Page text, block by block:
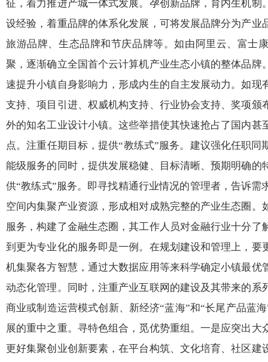
征，着力推进产城一体式发展。孕创新品牌，育内生机制
设经验，着重品牌的体系化发展，可将发展品牌分为产业
旅游品牌、生态品牌和节庆品牌等。如由阿里云、富士
聚，逐渐确立全国首个云计算机产业生态小镇的整体品牌
速提升小镇自身影响力，形成内生的自主发展动力。如现
支持、项目引进、权威机构支持、行业协会支持、奖项颁
外的知名工业设计小镇。这些举措使其快速抢占了国内甚
点。注重任期目标，提供“教练式”服务。建议强化任职同
能级服务的同时，提供发展稳健、目标清晰、预期明确的
供“教练式”服务。即寻找精通行业情况的管理者，告诉需
空间内集聚产业资源，形成相对成熟完整的产业生态圈。
服务，构建了金融生态圈，其工作人员对金融行业十分了
到更为专业化的服务即是一例。在规划建设和管理上，要
机集聚各方智慧，通过大数据应用等来科学确定小镇最优
动态化管理。同时，注重产业互联网的建设及其带来的系
商业或制造运营模式创新、新经济“蓝海”和“长尾产品蓝
展的重中之重。寻特色组合，觅优势重组。一是应突出大
更好集聚创业创新要素，在平台构筑、文化培育、社区建